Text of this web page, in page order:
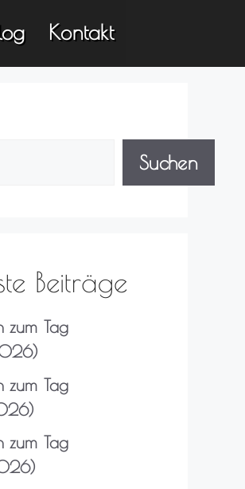
Kontakt
Suchen
Beiträge
zum Tag
zum Tag
zum Tag